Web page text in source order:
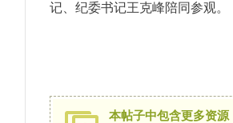
记、纪委书记王克峰陪同参观。
本帖子中包含更多资源